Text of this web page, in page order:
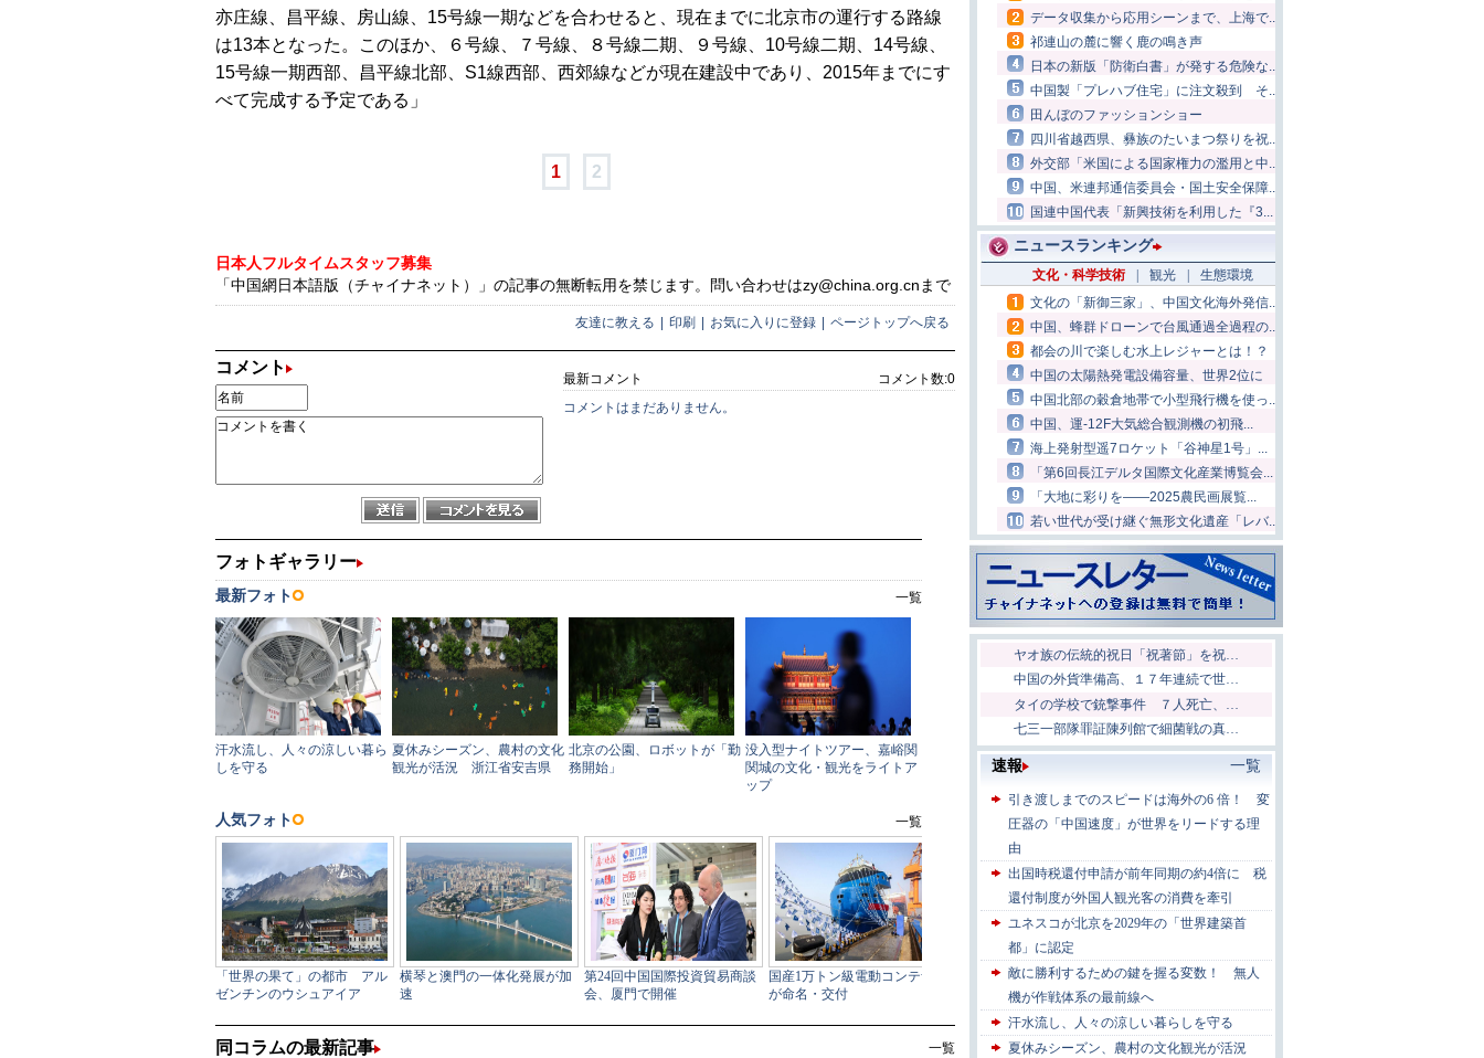
亦庄線、昌平線、房山線、15号線一期などを合わせると、現在までに北京市の運行する路線
は13本となった。このほか、６号線、７号線、８号線二期、９号線、10号線二期、14号線、
15号線一期西部、昌平線北部、S1線西部、西郊線などが現在建設中であり、2015年までにす
べて完成する予定である」
1 2
日本人フルタイムスタッフ募集
「中国網日本語版（チャイナネット）」の記事の無断転用を禁じます。問い合わせはzy@china.org.cnまで
友達に教える 印刷 お気に入りに登録 ページトップへ戻る
コメント
コメント数:0
最新コメント
コメントはまだありません。
一覧
同コラムの最新記事